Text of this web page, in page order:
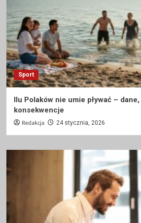
Sport
Ilu Polaków nie umie pływać –
konsekwencje
Redakcja 24 stycznia, 2026